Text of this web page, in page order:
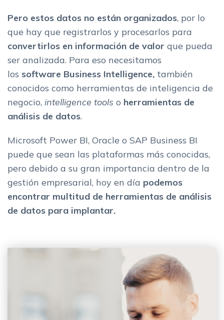
Pero estos datos no están organizados, por lo
que hay que registrarlos y procesarlos para
convertirlos en información de valor que pueda
ser analizada. Para eso necesitamos
los software Business Intelligence, también
conocidos como herramientas de inteligencia de
negocio, intelligence tools o herramientas de
análisis de datos.
Microsoft Power BI, Oracle o SAP Business BI
puede que sean las plataformas más conocidas,
pero debido a su gran importancia dentro de la
gestión empresarial, hoy en día podemos
encontrar multitud de herramientas de análisis
de datos para implantar.